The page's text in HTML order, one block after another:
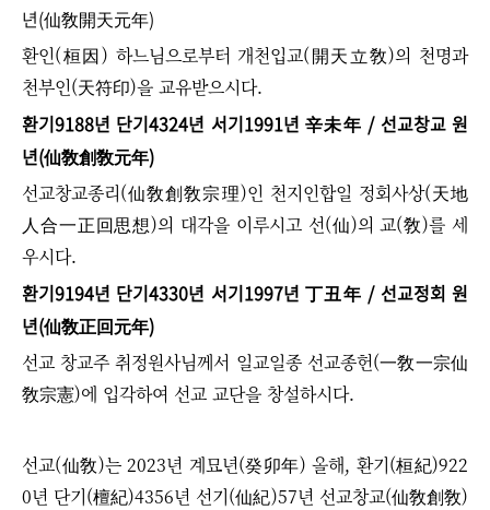
년(仙敎開天元年)
환인(桓因) 하느님으로부터 개천입교(開天立敎)의 천명과
천부인(天符印)을 교유받으시다.
환기9188년 단기4324년 서기1991년 辛未年 / 선교창교 원
년(仙敎創敎元年)
선교창교종리(仙敎創敎宗理)인 천지인합일 정회사상(天地
人合一正回思想)의 대각을 이루시고 선(仙)의 교(敎)를 세
우시다.
환기9194년 단기4330년 서기1997년 丁丑年 / 선교정회 원
년(仙敎正回元年)
선교 창교주 취정원사님께서 일교일종 선교종헌(一敎一宗仙
敎宗憲)에 입각하여 선교 교단을 창설하시다.
선교(仙敎)는2023년 계묘년(癸卯年) 올해, 환기(桓紀)922
0년 단기(檀紀)4356년 선기(仙紀)57년 선교창교(仙敎創敎)